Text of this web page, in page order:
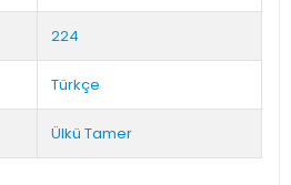
224
Türkçe
Ülkü Tamer